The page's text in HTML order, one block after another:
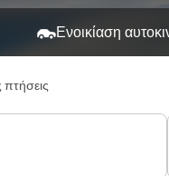
Ενοικίαση